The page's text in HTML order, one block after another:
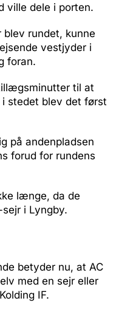
ville dele i porten.
rundet, kunne
vestjyder i
foran.
til at
stedet blev det først
på andenpladsen
forud for rundens
længe, da de
i Lyngby.
betyder nu, at AC
med en sejr eller
IF.